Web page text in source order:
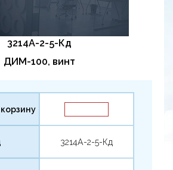
3214А-2-5-Кд
ДИМ-100, винт
3214А-2-5-Кд